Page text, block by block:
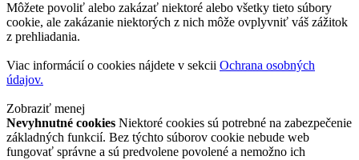
Môžete povoliť alebo zakázať niektoré alebo všetky tieto súbory
cookie, ale zakázanie niektorých z nich môže ovplyvniť váš zážitok
z prehliadania.
Viac informácií o cookies nájdete v sekcii Ochrana osobných
údajov.
Zobraziť menej
Nevyhnutné cookies Niektoré cookies sú potrebné na zabezpečenie
základných funkcií. Bez týchto súborov cookie nebude web
fungovať správne a sú predvolene povolené a nemožno ich